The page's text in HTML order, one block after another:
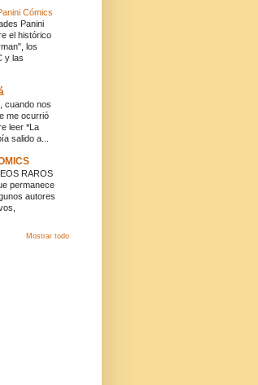
Cómics
Panini
el histórico
los
y las
cuando nos
me ocurrió
leer *La
salido a...
RAROS
permanece
autores
Mostrar todo